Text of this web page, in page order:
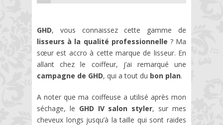
GHD, vous connaissez cette gamme de
lisseurs à la qualité professionnelle ? Ma
sœur est accro à cette marque de lisseur. En
allant chez le coiffeur, j’ai remarqué une
campagne de GHD, qui a tout du bon plan.
A noter que ma coiffeuse a utilisé après mon
séchage, le GHD IV salon styler, sur mes
cheveux longs jusqu’à la taille qui sont raides